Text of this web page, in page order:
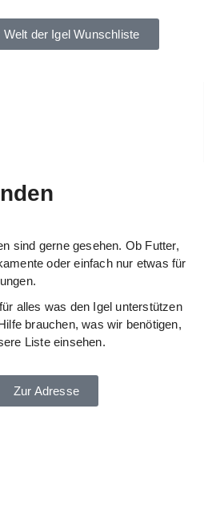
der Igel Wunschliste
sind gerne gesehen. Ob Futter,
oder einfach nur etwas für
alles was den Igel unterstützen
brauchen, was wir benötigen,
Liste einsehen.
Zur Adresse